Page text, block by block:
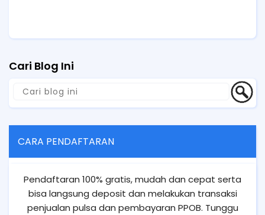
Cari Blog Ini
CARA PENDAFTARAN
Pendaftaran 100% gratis, mudah dan cepat serta
bisa langsung deposit dan melakukan transaksi
penjualan pulsa dan pembayaran PPOB. Tunggu